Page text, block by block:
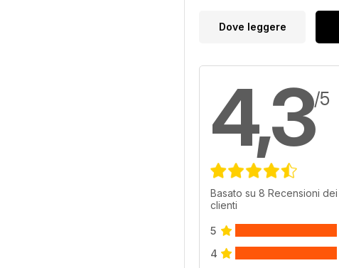
Dove leggere
4,3/5
Basato su 8 Recensioni dei
clienti
5
4